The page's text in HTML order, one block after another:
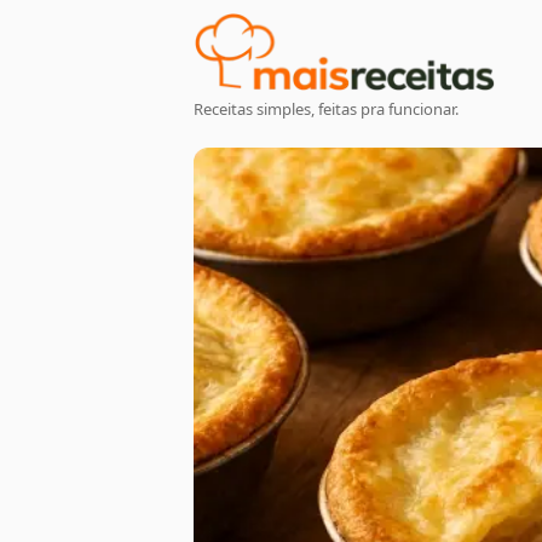
Receitas simples, feitas pra funcionar.